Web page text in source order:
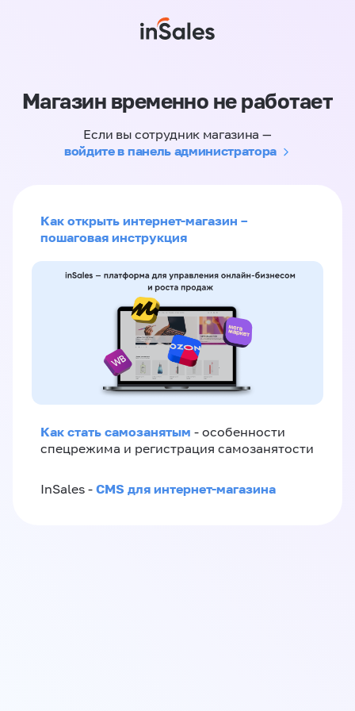
Магазин временно не работает
Если вы сотрудник магазина —
войдите в панель администратора
Как открыть интернет-магазин –
пошаговая инструкция
Как стать самозанятым - особенности
спецрежима и регистрация самозанятости
InSales - CMS для интернет-магазина